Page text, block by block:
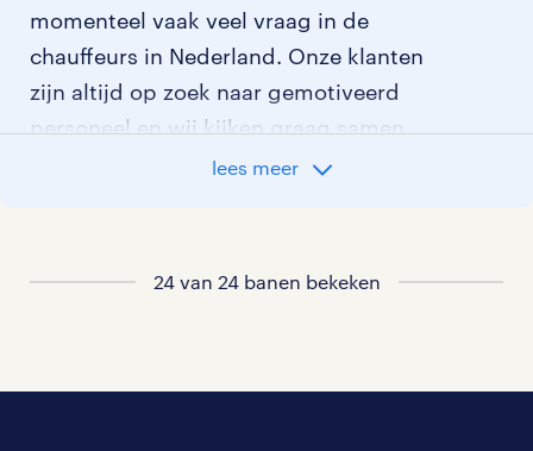
momenteel vaak veel vraag in de
chauffeurs in Nederland. Onze klanten
zijn altijd op zoek naar gemotiveerd
personeel en wij kijken graag samen
met je naar de organisatie die het beste
lees meer
24 van 24 banen bekeken